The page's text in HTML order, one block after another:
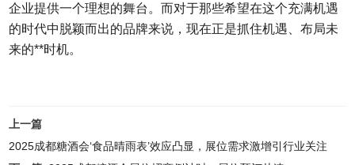
企业提供一个理想的舞台。而对于那些希望在这个充满机遇
的时代中脱颖而出的品牌来说，现在正是抓住机遇、布局未
来的**时机。
上一篇
2025成都糖酒会‘食品晴雨表’效应凸显，展位需求激增引行业关注